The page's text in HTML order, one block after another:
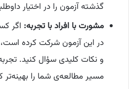
گذشته آزمون را در اختیار
مشورت با افراد با تجربه: اگر
در این آزمون شرکت کرده است،
و نکات کلیدی سؤال کنید.
مسیر مطالعه‌ی شما را بهینه‌تر